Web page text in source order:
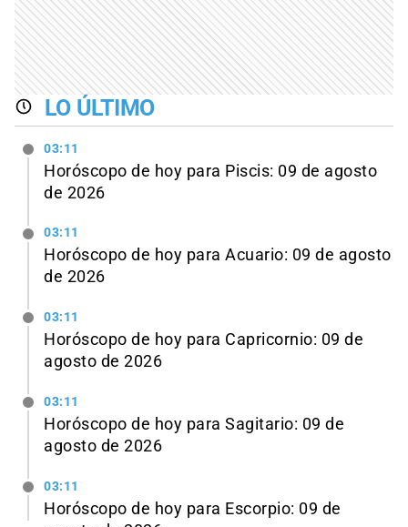
LO ÚLTIMO
03:11
Horóscopo de hoy para Piscis: 09 de agosto
de 2026
03:11
Horóscopo de hoy para Acuario: 09 de agosto
de 2026
03:11
Horóscopo de hoy para Capricornio: 09 de
agosto de 2026
03:11
Horóscopo de hoy para Sagitario: 09 de
agosto de 2026
03:11
Horóscopo de hoy para Escorpio: 09 de